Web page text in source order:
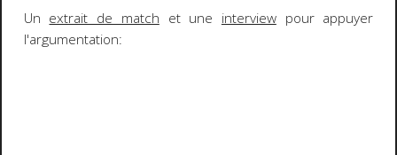
Un extrait de match et une interviewpour appuyer
l'argumentation: